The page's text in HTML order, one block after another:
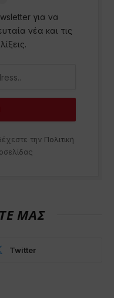
για να
νέα και τις
την Πολιτική
ΜΑΣ
Twitter